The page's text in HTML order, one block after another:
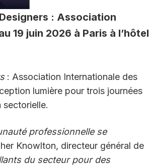
: Association
19 juin 2026 à Paris à l’hôtel
: Association Internationale des
lumière pour trois journées
professionnelle se
Knowlton, directeur général de
du secteur pour des